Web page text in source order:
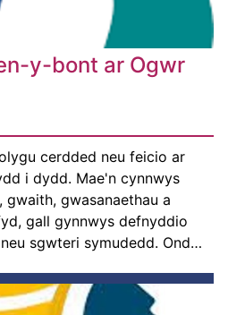
y-bont ar Ogwr
cerdded neu feicio ar
i dydd. Mae'n cynnwys
gwasanaethau a
gall gynnwys defnyddio
sgwteri symudedd. Ond…